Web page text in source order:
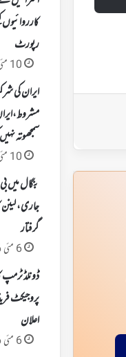
کارروائیوں
رپورٹ
10 مئی 2026 - 14:52
ایران کی
سمجھوتہ
10 مئی 2026 - 14:38
بنگال میں
جاری، لینن
گرفتار
6 مئی 2026 - 18:27
ڈونلڈ
پروجیکٹ
اعلان
6 مئی 2026 - 16:37